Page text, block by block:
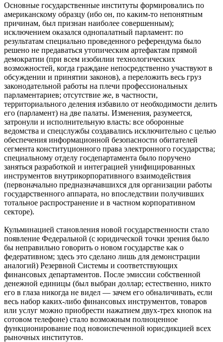
Основные государственные институты формировались по
американскому образцу (ибо он, по каким-то непонятным
причинам, был признан наиболее совершенным);
исключением оказался однопалатный парламент: по
результатам специально проведенного референдума было
решено не предаваться утопическим артефактам прямой
демократии (при всем изобилии технологических
возможностей, когда граждане непосредственно участвуют в
обсуждении и принятии законов), а переложить весь груз
законодательной работы на плечи профессиональных
парламентариев; отсутствие же, в частности,
территориального деления избавило от необходимости делить
его (парламент) на две палаты. Изменения, разумеется,
затронули и исполнительную власть: все оборонные
ведомства и спецслужбы создавались исключительно с целью
обеспечения информационной безопасности обитателей
сегмента конституционного права электронного государства;
специальному отделу госдепартамента было поручено
заняться разработкой и интеграцией унифицированных
инструментов внутрикорпоративного взаимодействия
(первоначально предназначавшихся для организации работы
государственного аппарата, но впоследствии получивших
тотальное распространение и в частном корпоративном
секторе).
Кульминацией становления новой государственности стало
появление Федеральной (с юридической точки зрения было
бы неправильно говорить о новом государстве как о
федеративном; здесь это сделано лишь для демонстрации
аналогий) Резервной Системы и соответствующих
финансовых департаментов. После эмиссии собственной
денежной единицы (был выбран доллар; естественно, никто
его в глаза никогда не видел — зачем его обналичивать, если
весь набор каких-либо финансовых инструментов, товаров
или услуг можно приобрести нажатием двух-трех кнопок на
сотовом телефоне) стало возможным полноценное
функционирование под новоиспеченной юрисдикцией всех
рыночных институтов.